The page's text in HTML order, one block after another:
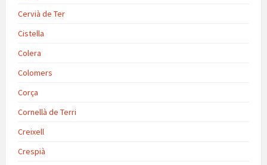
Cervià de Ter
Cistella
Colera
Colomers
Corça
Cornellà de Terri
Creixell
Crespià